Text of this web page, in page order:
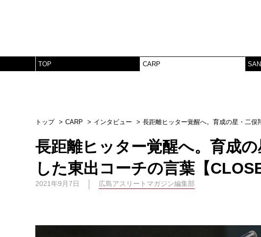
TOP CARP
トップ CARP インタビュー 長距離ヒッター覚醒へ。育成の星・二俣
長距離ヒッター覚醒へ。育成
した東出コーチの言葉【
2021年9月7日 広島アスリートマガジン編集部